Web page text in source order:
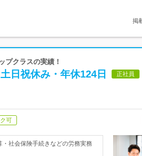
掲
プクラスの実績！
日祝休み・年休124日 正社員
可
社会保険手続きなどの労務実務